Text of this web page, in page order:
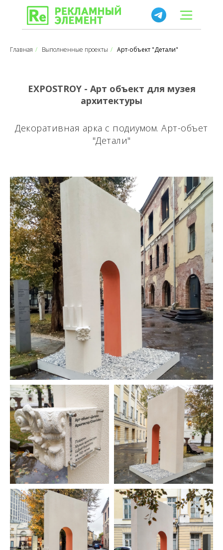
Главная / Выполненные проекты / Арт-объект "Детали"
EXPOSTROY - Арт объект для музея
архитектуры
Декоративная арка с подиумом. Арт-объет
"Детали"